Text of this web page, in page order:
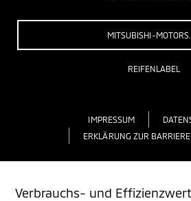
MITSUBISHI-
REIFENLABEL
IMPRESSUM
ERKLÄRUNG ZUR
Verbrauchs- und